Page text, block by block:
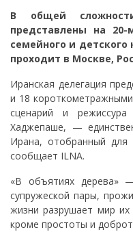
В общей
представлены на
семейного и детского
проходит в Москве,
Иранская делегация
и 18
сценарий и
Хаджепаше, —
Ирана, отобранный для
сообщает ILNA.
«В объятиях дерева»
супружеской пары,
жизни разрушает мир
кроме простоты и